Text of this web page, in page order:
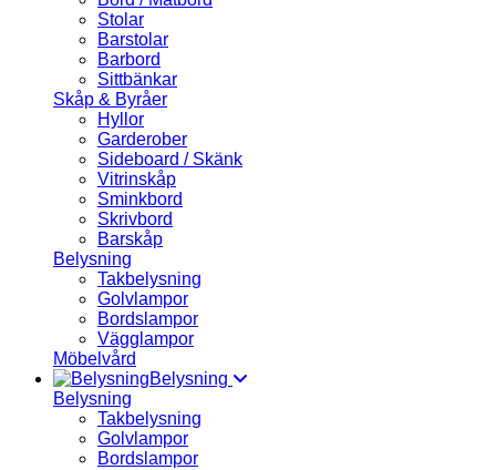
Stolar
Barstolar
Barbord
Sittbänkar
Skåp & Byråer
Hyllor
Garderober
Sideboard / Skänk
Vitrinskåp
Sminkbord
Skrivbord
Barskåp
Belysning
Takbelysning
Golvlampor
Bordslampor
Vägglampor
Möbelvård
Belysning
Belysning
Takbelysning
Golvlampor
Bordslampor